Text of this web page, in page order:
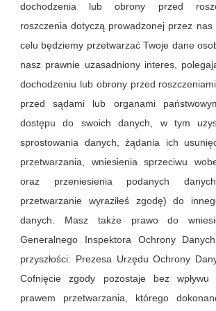
dochodzenia lub obrony przed
roszczenia dotyczą prowadzonej przez
celu będziemy przetwarzać Twoje dane
nasz prawnie uzasadniony interes,
dochodzeniu lub obrony przed
przed sądami lub organami
dostępu do swoich danych, w tym
sprostowania danych, żądania ich
przetwarzania, wniesienia sprzeciwu
oraz przeniesienia podanych
przetwarzanie wyraziłeś zgodę) do
danych. Masz także prawo do
Generalnego Inspektora Ochrony
przyszłości: Prezesa Urzędu Ochrony
Cofnięcie zgody pozostaje bez
prawem przetwarzania, którego